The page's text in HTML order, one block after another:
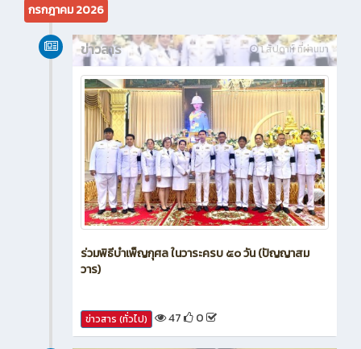
กรกฎาคม 2026
1 สัปดาห์ ที่ผ่านมา
ข่าวสาร
ร่วมพิธีบำเพ็ญกุศล ในวาระครบ ๕๐ วัน (ปัญญาสม
วาร)
ข่าวสาร (ทั่วไป) 47 0